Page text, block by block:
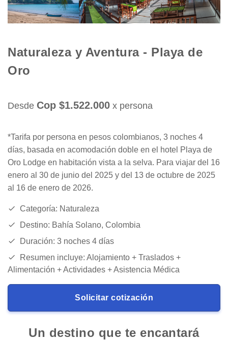
Naturaleza y Aventura - Playa de
Oro
Desde Cop $1.522.000 x persona
*Tarifa por persona en pesos colombianos, 3 noches 4
días, basada en acomodación doble en el hotel Playa de
Oro Lodge en habitación vista a la selva. Para viajar del 16
enero al 30 de junio del 2025 y del 13 de octubre de 2025
al 16 de enero de 2026.
Categoría: Naturaleza
Destino: Bahía Solano, Colombia
Duración: 3 noches 4 días
Resumen incluye: Alojamiento + Traslados +
Alimentación + Actividades + Asistencia Médica
Solicitar cotización
Un destino que te encantará